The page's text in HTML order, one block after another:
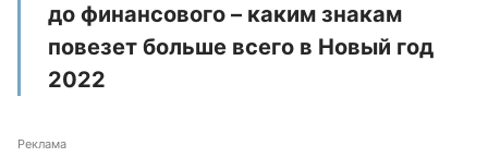
до финансового – каким знакам
повезет больше всего в Новый год
2022
Реклама